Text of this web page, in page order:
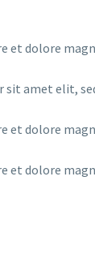
et dolore
sit amet elit,
et dolore
et dolore